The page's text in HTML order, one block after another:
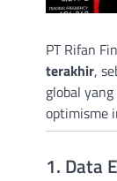
PT Rifan
terakhir,
global
optimisme
1. Data